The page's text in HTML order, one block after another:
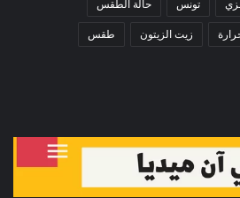
تونس حالة الطقس
زيت الزيتون طقس